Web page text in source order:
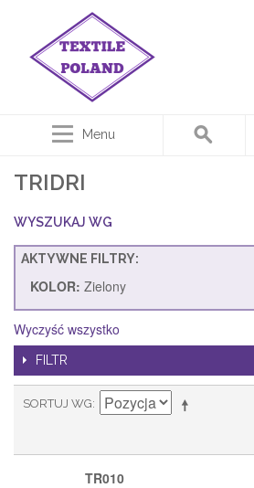
Menu
TRIDRI
WYSZUKAJ WG
AKTYWNE FILTRY:
KOLOR: Zielony
Wyczyść wszystko
FILTR
SORTUJ WG
TR010